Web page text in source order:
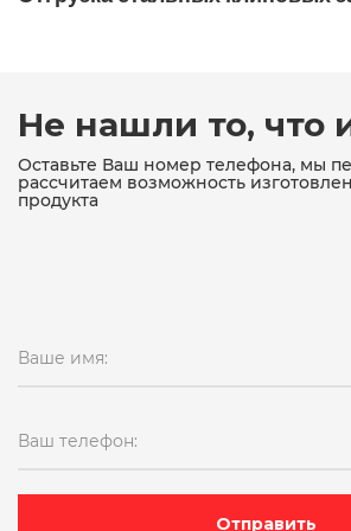
Не нашли то, что
Оставьте Ваш номер телефона, мы
рассчитаем возможность
продукта
Ваше имя:
Ваш телефон:
Отправить